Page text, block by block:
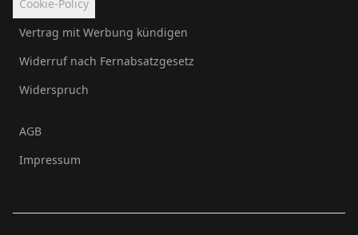
Cookie-Policy
Vertrag mit Werbung kündigen
Widerruf nach Fernabsatzgesetz
Widerspruch
AGB
Impressum